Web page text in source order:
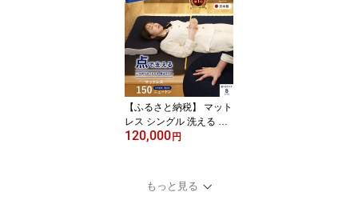
ニ ディープブラウン サ
テン ストライプ 布団カ
バー 枕カバー 2点 ホテル
仕様 国産 掛けカバー 洗
濯可 寝具 国産 新生活 衣
替え 【ダニ忌避率99.
3％】 ベッド 暖かい
【ふるさと納税】 マット
レス シングル 洗える 日
本製 点で支える 体圧分
ビー 洗濯可 寝具 国産 セ
ット ベッド
120,000 円
もっと見る